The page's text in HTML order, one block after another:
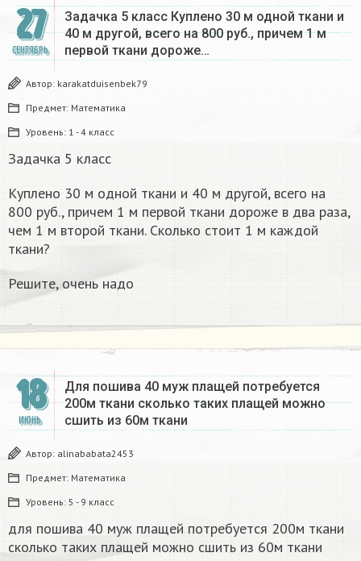
27
СЕНТЯБРЬ
Задачка 5 класс Куплено 30 м одной ткани и
40 м другой, всего на 800 руб., причем 1 м
первой ткани дороже…
Автор: karakatduisenbek79
Предмет: Математика
Уровень: 1 - 4 класс
Задачка 5 класс
Куплено 30 м одной ткани и 40 м другой, всего на
800 руб., причем 1 м первой ткани дороже в два раза,
чем 1 м второй ткани. Сколько стоит 1 м каждой
ткани?
Решите, очень надо
18
ИЮНЬ
Для пошива 40 муж плащей потребуется
200м ткани сколько таких плащей можно
сшить из 60м ткани
Автор: alinababata2453
Предмет: Математика
Уровень: 5 - 9 класс
для пошива 40 муж плащей потребуется 200м ткани
сколько таких плащей можно сшить из 60м ткани